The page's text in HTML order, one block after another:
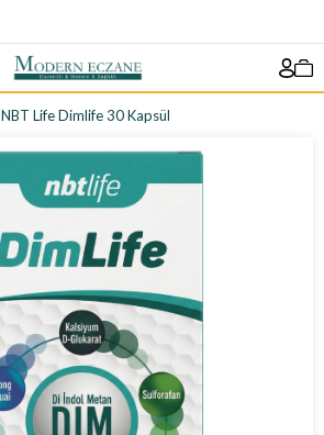
NBT Life Dimlife 30 Kapsül